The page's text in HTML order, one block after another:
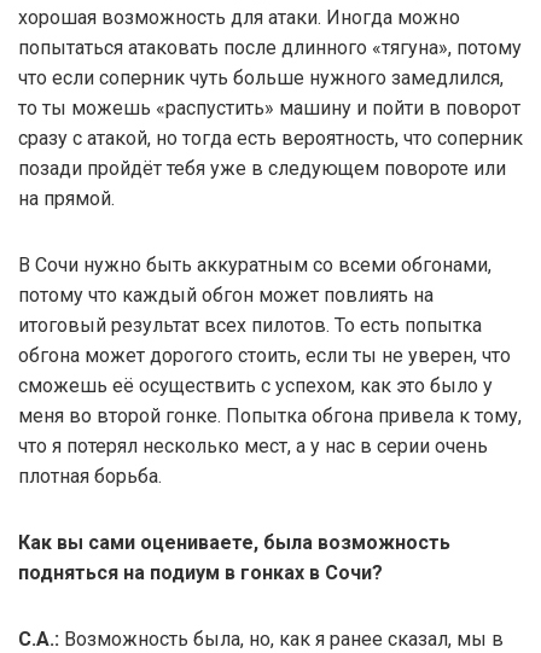
хорошая возможность для атаки. Иногда можно
попытаться атаковать после длинного «тягуна», потому
что если соперник чуть больше нужного замедлился,
то ты можешь «распустить» машину и пойти в поворот
сразу с атакой, но тогда есть вероятность, что соперник
позади пройдёт тебя уже в следующем повороте или
на прямой.
В Сочи нужно быть аккуратным со всеми обгонами,
потому что каждый обгон может повлиять на
итоговый результат всех пилотов. То есть попытка
обгона может дорогого стоить, если ты не уверен, что
сможешь её осуществить с успехом, как это было у
меня во второй гонке. Попытка обгона привела к тому,
что я потерял несколько мест, а у нас в серии очень
плотная борьба.
Как вы сами оцениваете, была возможность
подняться на подиум в гонках в Сочи?
С.А.: Возможность была, но, как я ранее сказал, мы в